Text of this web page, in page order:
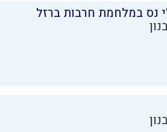
נס במלחמת חרבות ברזל